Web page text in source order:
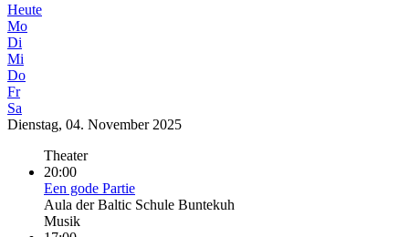
Heute
Mo
Di
Mi
Do
Fr
Sa
Dienstag, 04. November 2025
Theater
20:00
Een gode Partie
Aula der Baltic Schule Buntekuh
Musik